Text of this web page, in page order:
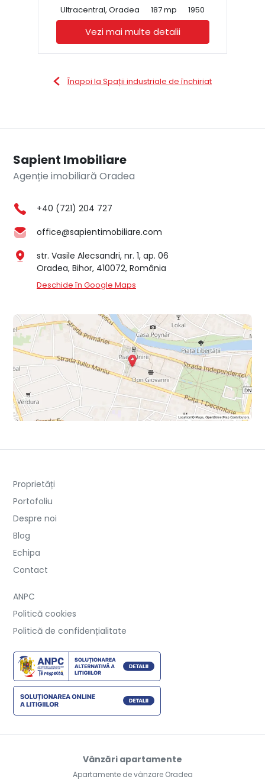
Ultracentral, Oradea
187 mp 1950
Vezi mai multe detalii
Înapoi la Spații industriale de închiriat
Sapient Imobiliare
Agenție imobiliară Oradea
+40 (721) 204 727
office@sapientimobiliare.com
str. Vasile Alecsandri, nr. 1, ap. 06
Oradea, Bihor, 410072, România
Deschide în Google Maps
Proprietăți
Portofoliu
Despre noi
Blog
Echipa
Contact
ANPC
Politică cookies
Politică de confidențialitate
Vânzări apartamente
Apartamente de vânzare Oradea